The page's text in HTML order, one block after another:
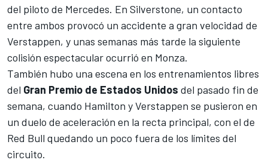
del piloto de Mercedes. En Silverstone, un contacto
entre ambos provocó un accidente a gran velocidad de
Verstappen, y unas semanas más tarde la siguiente
colisión espectacular ocurrió en Monza.
También hubo una escena en los entrenamientos libres
del Gran Premio de Estados Unidos del pasado fin de
semana, cuando Hamilton y Verstappen se pusieron en
un duelo de aceleración en la recta principal, con el de
Red Bull quedando un poco fuera de los límites del
circuito.